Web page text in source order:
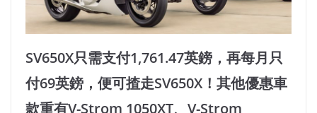
SV650X只需支付1,761.47英鎊，再每月只
付69英鎊，便可揸走SV650X！其他優惠車
款重有V-Strom 1050XT、V-Strom